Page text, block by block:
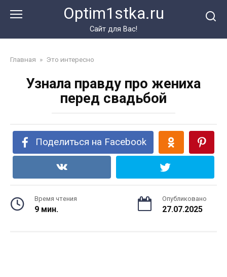
Optim1stka.ru
Сайт для Вас!
Главная » Это интересно
Узнала правду про жениха
перед свадьбой
Поделиться на Facebook
Время чтения
9 мин.
Опубликовано
27.07.2025